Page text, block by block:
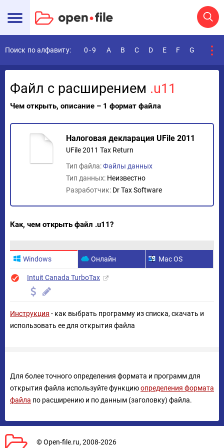
Поиск по алфавиту: 0-9 A B C D E F G
Файл с расширением .u11
Чем открыть, описание – 1 формат файла
Налоговая декларация UFile 2011
UFile 2011 Tax Return
Тип файла:Файлы данных
Тип данных: Неизвестно
Разработчик: Dr Tax Software
Как, чем открыть файл .u11?
Windows Онлайн Mac OS
Intuit Canada TurboTax
Инструкция - как выбрать программу из списка, скачать и
использовать ее для открытия файла
Для более точного определения формата и программ для
открытия файла используйте функциюопределения формата
файла по расширению и по данным (заголовку) файла.
© Open-file.ru, 2008-2026